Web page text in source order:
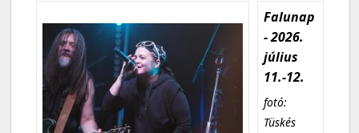
Falunap
- 2026.
július
11.-12.
fotó:
Tüskés